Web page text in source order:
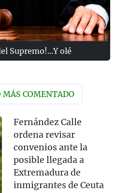
Supremo!...Y olé
MÁS COMENTADO
Fernández Calle
ordena revisar
convenios ante la
posible llegada a
Extremadura de
inmigrantes de Ceuta